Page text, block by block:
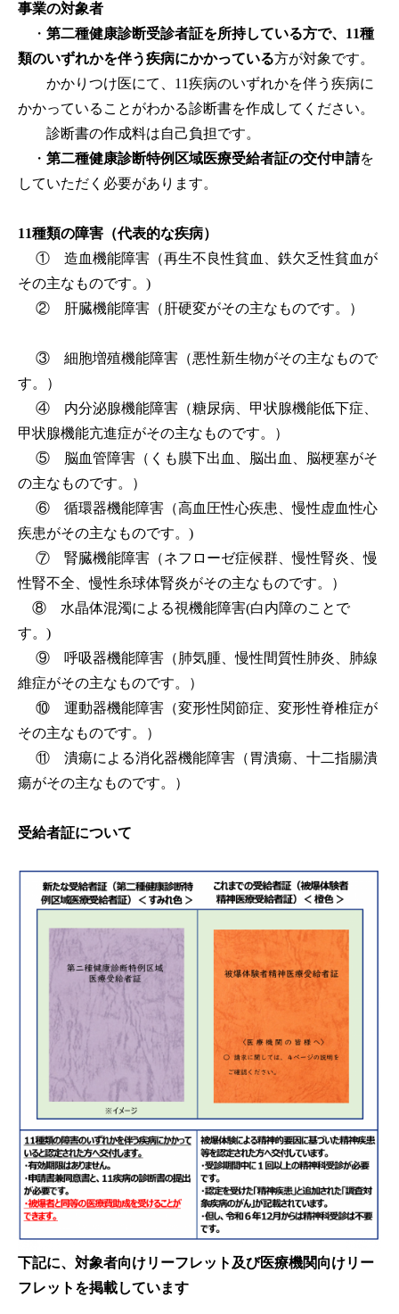
事業の対象者
・ 第二種健康診断受診者証を所持している方で、11種
類のいずれかを伴う疾病にかかっている方が対象です。
かかりつけ医にて、11疾病のいずれかを伴う疾病に
かかっていることがわかる診断書を作成してください。
診断書の作成料は自己負担です。
・ 第二種健康診断特例区域医療受給者証の交付申請を
していただく必要があります。
11種類の障害（代表的な疾病）
① 造血機能障害（再生不良性貧血、鉄欠乏性貧血が
その主なものです。)
② 肝臓機能障害（肝硬変がその主なものです。）
③ 細胞増殖機能障害（悪性新生物がその主なもので
す。）
④ 内分泌腺機能障害（糖尿病、甲状腺機能低下症、
甲状腺機能亢進症がその主なものです。）
⑤ 脳血管障害（くも膜下出血、脳出血、脳梗塞がそ
の主なものです。）
⑥ 循環器機能障害（高血圧性心疾患、慢性虚血性心
疾患がその主なものです。)
⑦ 腎臓機能障害（ネフローゼ症候群、慢性腎炎、慢
性腎不全、慢性糸球体腎炎がその主なものです。）
⑧ 水晶体混濁による視機能障害(白内障のことで
す。)
⑨ 呼吸器機能障害（肺気腫、慢性間質性肺炎、肺線
維症がその主なものです。）
⑩ 運動器機能障害（変形性関節症、変形性脊椎症が
その主なものです。）
⑪ 潰瘍による消化器機能障害（胃潰瘍、十二指腸潰
瘍がその主なものです。）
受給者証について
下記に、対象者向けリーフレット及び医療機関向けリー
フレットを掲載しています